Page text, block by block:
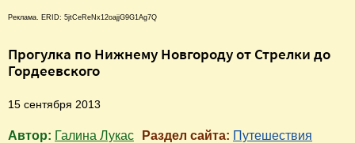
Реклама. ERID: 5jtCeReNx12oajjG9G1Ag7Q
Прогулка по Нижнему Новгороду от Стрелки до
Гордеевского
15 сентября 2013
Автор: Галина Лукас Раздел сайта: Путешествия